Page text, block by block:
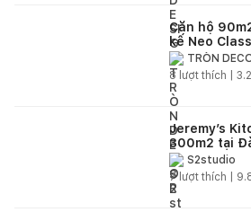
Căn hộ
kế Neo
đình trẻ
TRÒN
8 lượt thích |
Jeremy’s
300m2 tại
phong cách
ngập tràn
S2studio
7lượt thích |